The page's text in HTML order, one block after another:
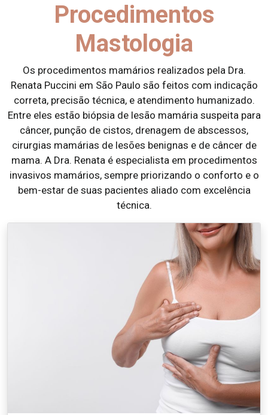
Procedimentos
Mastologia
Os procedimentos mamários realizados pela Dra.
Renata Puccini em São Paulo são feitos com indicação
correta, precisão técnica, e atendimento humanizado.
Entre eles estão biópsia de lesão mamária suspeita para
câncer, punção de cistos, drenagem de abscessos,
cirurgias mamárias de lesões benignas e de câncer de
mama. A Dra. Renata é especialista em procedimentos
invasivos mamários, sempre priorizando o conforto e o
bem-estar de suas pacientes aliado com excelência
técnica.